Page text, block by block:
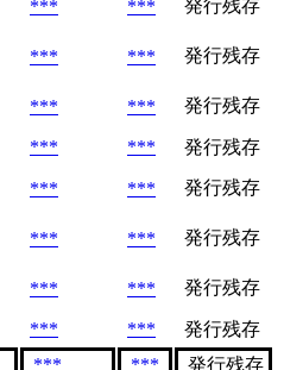
*** ***
発行残存
*** ***
発行残存
*** *** 発行残存
*** ***
発行残存
*** ***
発行残存
*** ***
発行残存
*** *** 発行残存
*** ***
発行残存
*** *** 発行残存